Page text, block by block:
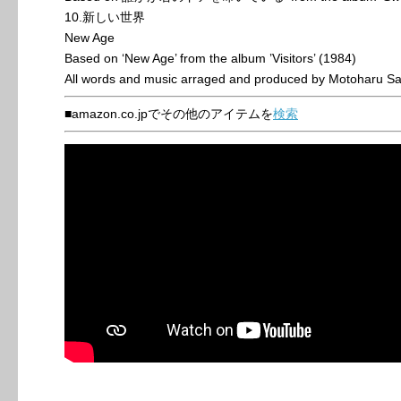
10.新しい世界
New Age
Based on ‘New Age’ from the album ’Visitors’ (1984)
All words and music arraged and produced by Motoharu
■amazon.co.jpでその他のアイテムを検索